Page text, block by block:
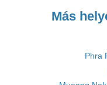
Más
Phra